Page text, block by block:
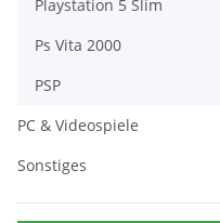
Playstation 5 Slim
Ps Vita 2000
PSP
PC & Videospiele
Sonstiges